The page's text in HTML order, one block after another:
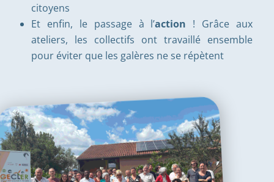
citoyens
Et enfin, le passage à l’action ! Grâce aux
ateliers, les collectifs ont travaillé ensemble
pour éviter que les galères ne se répètent